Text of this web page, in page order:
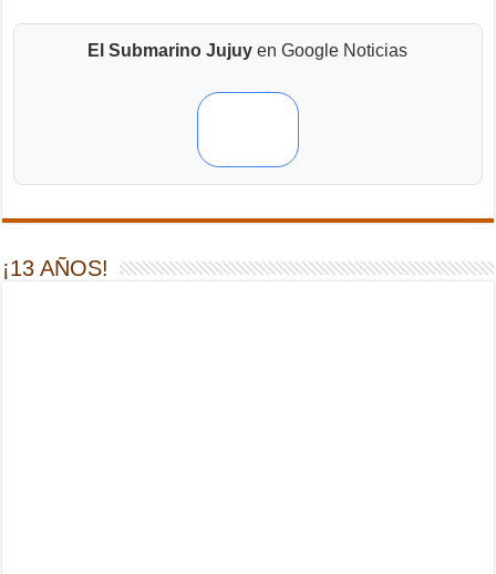
El Submarino Jujuy en Google Noticias
¡13 AÑOS!